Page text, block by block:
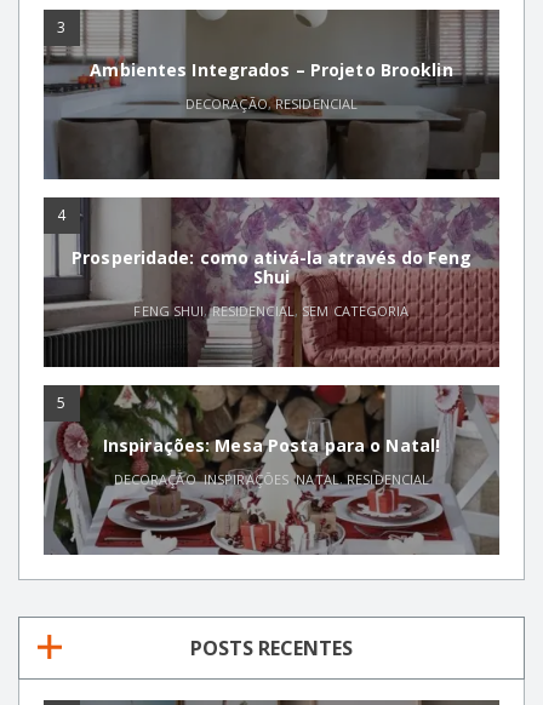
3
Ambientes Integrados – Projeto Brooklin
DECORAÇÃO,RESIDENCIAL
4
Prosperidade: como ativá-la através do Feng
Shui
FENG SHUI,RESIDENCIAL,SEM CATEGORIA
5
Inspirações: Mesa Posta para o Natal!
DECORAÇÃO,INSPIRAÇÕES ,NATAL,RESIDENCIAL
POSTS RECENTES